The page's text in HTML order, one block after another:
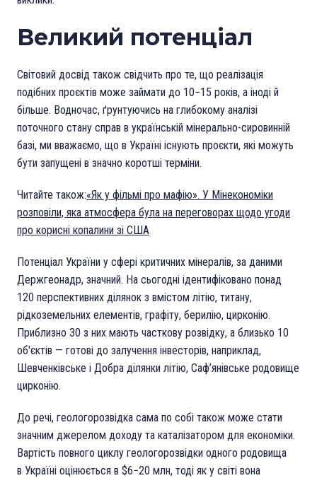
Великий потенціал
Світовий досвід також свідчить про те, що реалізація
подібних проєктів може займати до 10−15 років, а іноді й
більше. Водночас, ґрунтуючись на глибокому аналізі
поточного стану справ в українській мінерально-сировинній
базі, ми вважаємо, що в Україні існують проєкти, які можуть
бути запущені в значно коротші терміни.
Читайте також:«Як у фільмі про мафію». У Мінекономіки
розповіли, яка атмосфера була на переговорах щодо угоди
про корисні копалини зі США
Потенціал України у сфері критичних мінералів, за даними
Держгеонадр, значний. На сьогодні ідентифіковано понад
120 перспективних ділянок з вмістом літію, титану,
рідкоземельних елементів, графіту, берилію, цирконію.
Приблизно 30 з них мають часткову розвідку, а близько 10
об'єктів — готові до залучення інвесторів, наприклад,
Шевченківське і Добра ділянки літію, Саф’янівське родовище
цирконію.
До речі, геологорозвідка сама по собі також може стати
значним джерелом доходу та каталізатором для економіки.
Вартість повного циклу геологорозвідки одного родовища
в Україні оцінюється в $6−20 млн, тоді як у світі вона